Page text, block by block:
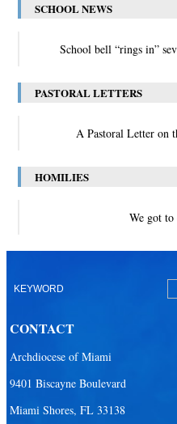
SCHOOL NEWS
School bell “rings in”
PASTORAL LETTERS
A Pastoral Letter on
HOMILIES
We got to
CONTACT
Archdiocese of Miami
9401 Biscayne Boulevard
Miami Shores, FL 33138